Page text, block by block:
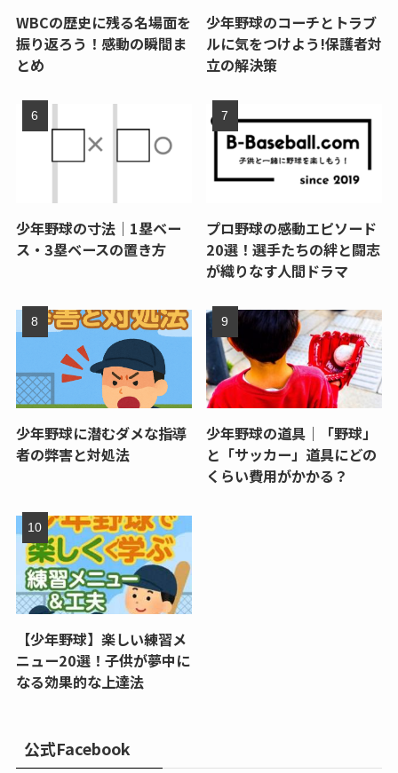
WBCの歴史に残る名場面を
振り返ろう！感動の瞬間ま
とめ
少年野球のコーチとトラブ
ルに気をつけよう!保護者対
立の解決策
少年野球の寸法｜1塁ベー
ス・3塁ベースの置き方
プロ野球の感動エピソード
20選！選手たちの絆と闘志
が織りなす人間ドラマ
少年野球に潜むダメな指導
者の弊害と対処法
少年野球の道具｜「野球」
と「サッカー」道具にどの
くらい費用がかかる？
【少年野球】楽しい練習メ
ニュー20選！子供が夢中に
なる効果的な上達法
公式Facebook